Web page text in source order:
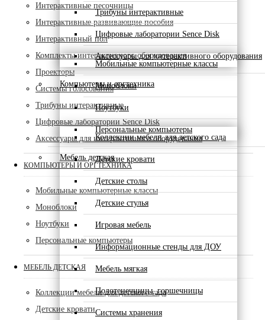
Трибуны интерактивные
Цифровые лаборатории Sence Disk
Аксессуары для интерактивного оборудования
Компьютеры и оргтехника
Мобильные компьютерные классы
Моноблоки
Ноутбуки
Персональные компьютеры
Мебель детская
Коллекции мебели для детского сада
Детские кровати
Детские столы
Детские стулья
Игровая мебель
Информационные стенды для ДОУ
Мебель мягкая
Полотенечницы, горшечницы
Системы хранения
Интерактивные песочницы
Интерактивные развивающие пособия
Интерактивный пол
Комплекты интерактивного оборудования
Проекторы
Системы голосования
Трибуны интерактивные
Цифровые лаборатории Sence Disk
Аксессуары для интерактивного оборудования
КОМПЬЮТЕРЫ И ОРГТЕХНИКА
Мобильные компьютерные классы
Моноблоки
Ноутбуки
Персональные компьютеры
МЕБЕЛЬ ДЕТСКАЯ
Коллекции мебели для детского сада
Детские кровати